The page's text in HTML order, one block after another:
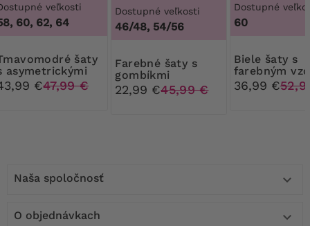
veľkosti
60, 62, 64
šaty
asymetrickými
€47,99 €
Dostupné veľkosti
46/48, 54/56
Farebné šaty s
gombíkmi
22,99 €45,99 €
Dostupné
60
Biele šaty s
farebným
36,99 €
Naša spoločnosť 
O objednávkach 